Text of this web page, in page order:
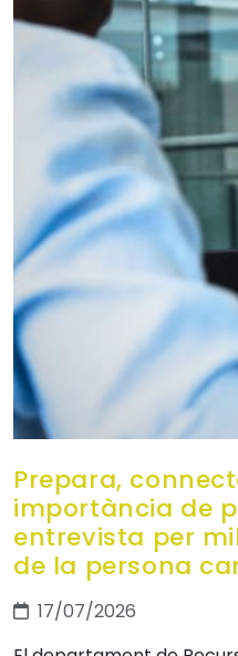
Prepara,
importància de
entrevista per
de la persona
17/07/2026